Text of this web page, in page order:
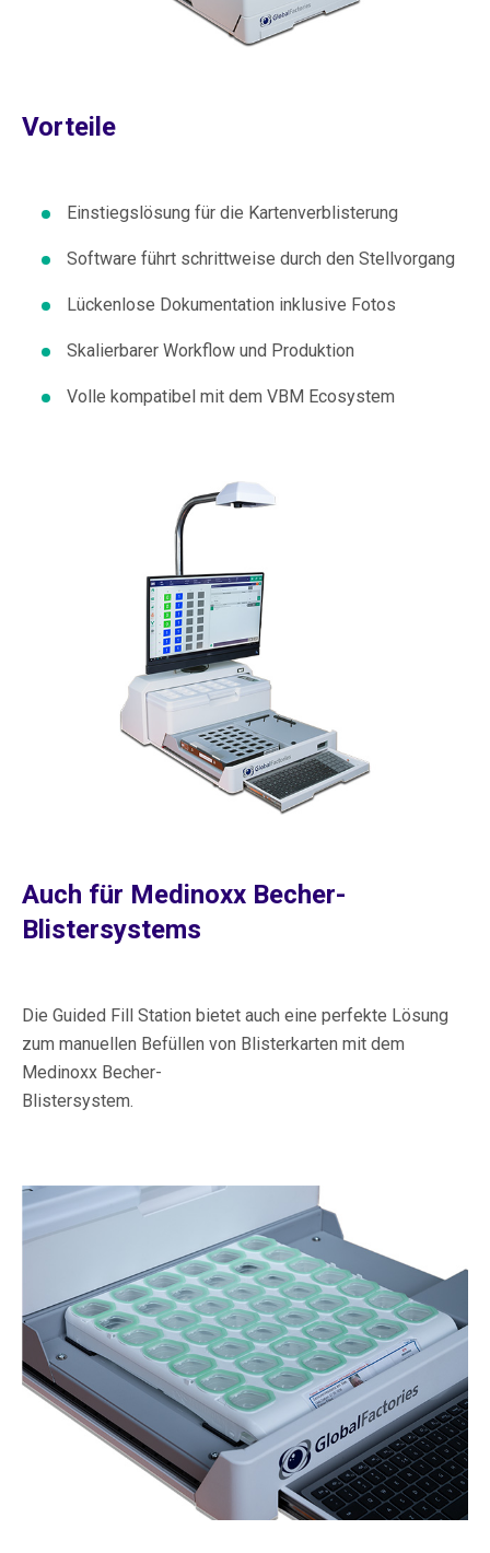
Vorteile
Einstiegslösung für die Kartenverblisterung
Software führt schrittweise durch den Stellvorgang
Lückenlose Dokumentation inklusive Fotos
Skalierbarer Workflow und Produktion
Volle kompatibel mit dem VBM Ecosystem
Auch für Medinoxx Becher-
Blistersystems
Die Guided Fill Station bietet auch eine perfekte Lösung
zum manuellen Befüllen von Blisterkarten mit dem
Medinoxx Becher-
Blistersystem.